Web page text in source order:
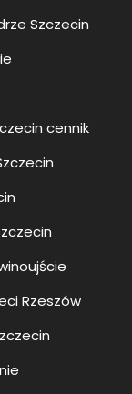
Szczecin
cennik
Rzeszów